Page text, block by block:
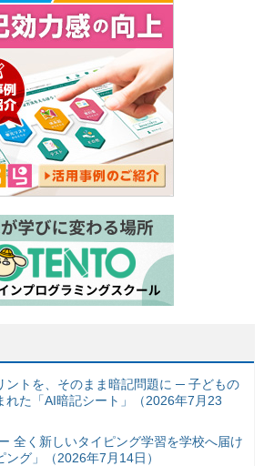
ントを、そのまま暗記問題に ─ 子どもの
れた「AI暗記シート」（2026年7月23
全く新しいタイピング学習を学校へ届け
グ」（2026年7月14日）